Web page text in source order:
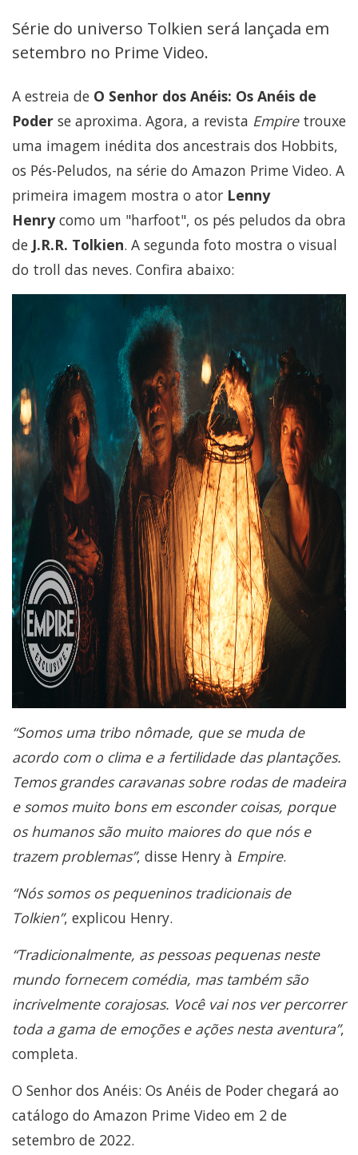
Série do universo Tolkien será lançada em
setembro no Prime Video.
A estreia de O Senhor dos Anéis: Os Anéis de
Poder se aproxima. Agora, a revista Empire trouxe
uma imagem inédita dos ancestrais dos Hobbits,
os Pés-Peludos, na série do Amazon Prime Video. A
primeira imagem mostra o ator Lenny
Henrycomo um "harfoot", os pés peludos da obra
de J.R.R. Tolkien. A segunda foto mostra o visual
do troll das neves. Confira abaixo:
“Somos uma tribo nômade, que se muda de
acordo com o clima e a fertilidade das plantações.
Temos grandes caravanas sobre rodas de madeira
e somos muito bons em esconder coisas, porque
os humanos são muito maiores do que nós e
trazem problemas”, disse Henry à Empire.
“Nós somos os pequeninos tradicionais de
Tolkien”, explicou Henry.
“Tradicionalmente, as pessoas pequenas neste
mundo fornecem comédia, mas também são
incrivelmente corajosas. Você vai nos ver percorrer
toda a gama de emoções e ações nesta aventura”,
completa.
O Senhor dos Anéis: Os Anéis de Poder chegará ao
catálogo do Amazon Prime Video em 2 de
setembro de 2022.